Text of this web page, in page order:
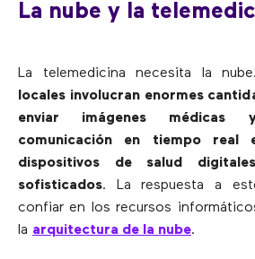
La nube y la
La telemedicina necesita la
locales involucran enormes
enviar imágenes
comunicación en tiempo real
dispositivos de salud
sofisticados. La respuesta a
confiar en los recursos
la arquitectura de la nube.